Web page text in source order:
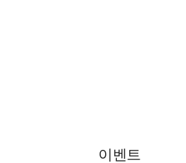
이벤트